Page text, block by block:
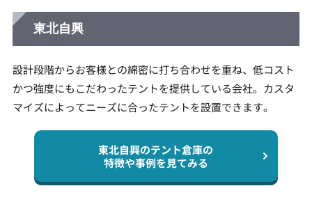
東北自興
設計段階からお客様との綿密に打ち合わせを重ね、低コスト
かつ強度にもこだわったテントを提供している会社。カスタ
マイズによってニーズに合ったテントを設置できます。
東北自興のテント倉庫の
特徴や事例を見てみる